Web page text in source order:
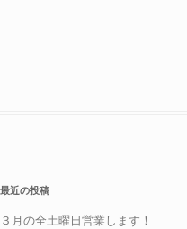
最近の投稿
３月の全土曜日営業します！